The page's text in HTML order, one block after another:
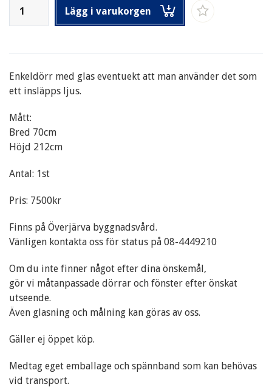
Lägg i varukorgen
Enkeldörr med glas eventuekt att man använder det som
ett insläpps ljus.
Mått:
Bred 70cm
Höjd 212cm
Antal: 1st
Pris: 7500kr
Finns på Överjärva byggnadsvård.
Vänligen kontakta oss för status på 08-4449210
Om du inte finner något efter dina önskemål,
gör vi måtanpassade dörrar och fönster efter önskat
utseende.
Även glasning och målning kan göras av oss.
Gäller ej öppet köp.
Medtag eget emballage och spännband som kan behövas
vid transport.